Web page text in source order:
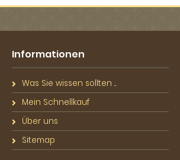
Informationen
Was Sie wissen sollten ...
Mein Schnellkauf
Über uns
Sitemap